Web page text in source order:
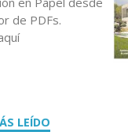
de PDFs.
LEÍDO